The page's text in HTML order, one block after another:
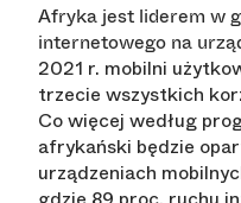
Afryka jest liderem w
internetowego na
2021 r. mobilni
trzecie wszystkich
Co więcej według
afrykański będzie
urządzeniach